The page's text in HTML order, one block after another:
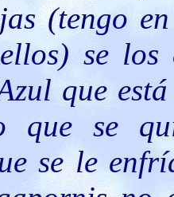
(tengo
se
que
que se
se le